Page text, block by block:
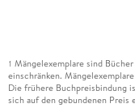
1 Mängelexemplare sind
einschränken.
Die frühere Buchpreisbindung
sich auf den gebundenen Preis